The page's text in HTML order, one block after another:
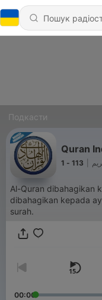
Подкасти
Quran
Al-Quran dibahagikan
dibahagikan kepada
surah.
00:00